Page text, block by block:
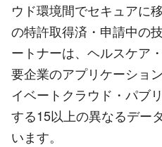
ウド環境間でセキュアに
の特許取得済・申請中の
ートナーは、ヘルスケア
要企業のアプリケーショ
イベートクラウド・パブ
する15以上の異なるデー
います。